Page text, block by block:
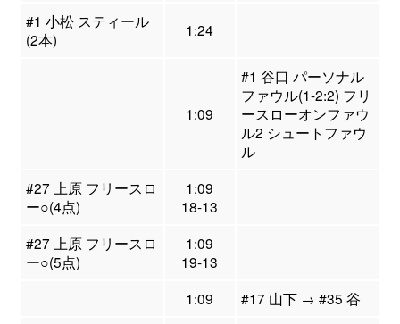
#1 小松 スティール
(2本)
1:24
1:09
#1 谷口 パーソナル
ファウル(1-2:2) フリ
ースローオンファウ
ル2 シュートファウ
ル
#27 上原 フリースロ
ー○(4点)
1:09
18-13
#27 上原 フリースロ
ー○(5点)
1:09
19-13
1:09
#17 山下 → #35 谷